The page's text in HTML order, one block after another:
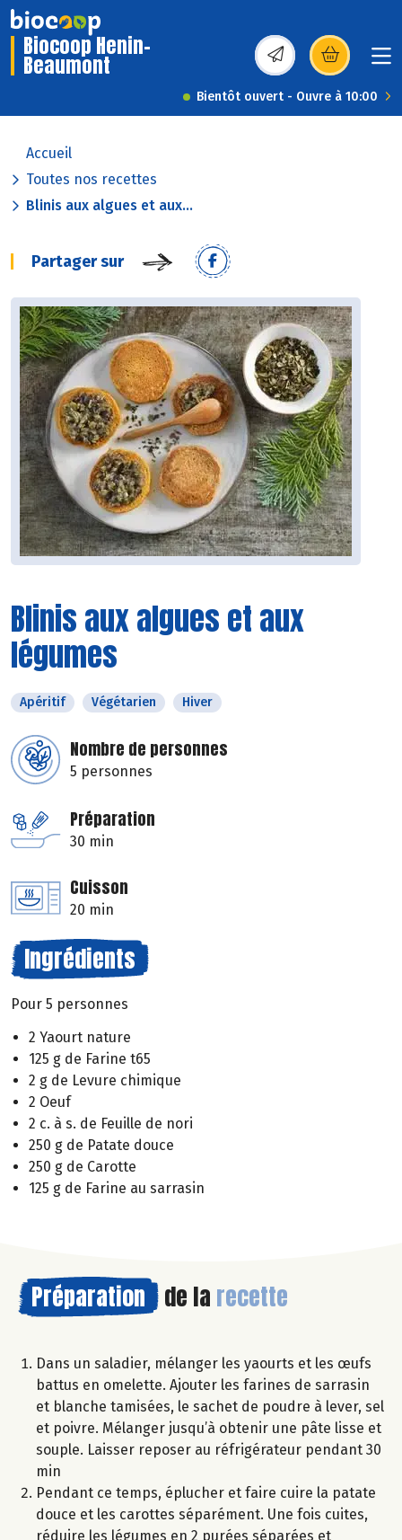
Biocoop Henin-
Beaumont (s’ouvre dans une
Bientôt ouvert - Ouvre à 10:00
Accueil
Toutes nos recettes
Blinis aux algues et aux...
Partager sur
Blinis aux algues et aux
légumes
Apéritif Végétarien Hiver
Nombre de personnes
5 personnes
Préparation
30 min
Cuisson
20 min
Ingrédients
Pour 5 personnes
2 Yaourt nature
125 g de Farine t65
2 g de Levure chimique
2 Oeuf
2 c. à s. de Feuille de nori
250 g de Patate douce
250 g de Carotte
125 g de Farine au sarrasin
Préparation de la recette
Dans un saladier, mélanger les yaourts et les œufs
battus en omelette. Ajouter les farines de sarrasin
et blanche tamisées, le sachet de poudre à lever, sel
et poivre. Mélanger jusqu’à obtenir une pâte lisse et
souple. Laisser reposer au réfrigérateur pendant 30
min
Pendant ce temps, éplucher et faire cuire la patate
douce et les carottes séparément. Une fois cuites,
réduire les légumes en 2 purées séparées et